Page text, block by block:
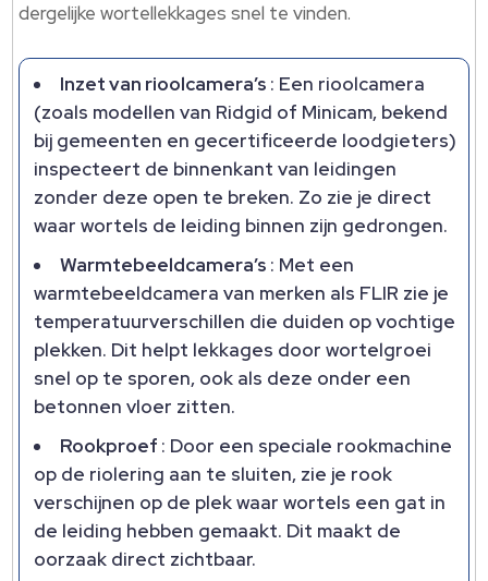
dergelijke wortellekkages snel te vinden.
Inzet van rioolcamera’s : Een rioolcamera
(zoals modellen van Ridgid of Minicam, bekend
bij gemeenten en gecertificeerde loodgieters)
inspecteert de binnenkant van leidingen
zonder deze open te breken. Zo zie je direct
waar wortels de leiding binnen zijn gedrongen.
Warmtebeeldcamera’s : Met een
warmtebeeldcamera van merken als FLIR zie je
temperatuurverschillen die duiden op vochtige
plekken. Dit helpt lekkages door wortelgroei
snel op te sporen, ook als deze onder een
betonnen vloer zitten.
Rookproef : Door een speciale rookmachine
op de riolering aan te sluiten, zie je rook
verschijnen op de plek waar wortels een gat in
de leiding hebben gemaakt. Dit maakt de
oorzaak direct zichtbaar.